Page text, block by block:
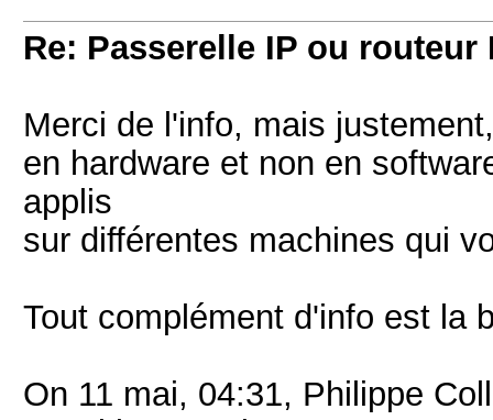
Re: Passerelle IP ou routeur
Merci de l'info, mais
en hardware et non en
applis
sur différentes machines qui
Tout complément d'info est la
On 11 mai, 04:31, Philippe